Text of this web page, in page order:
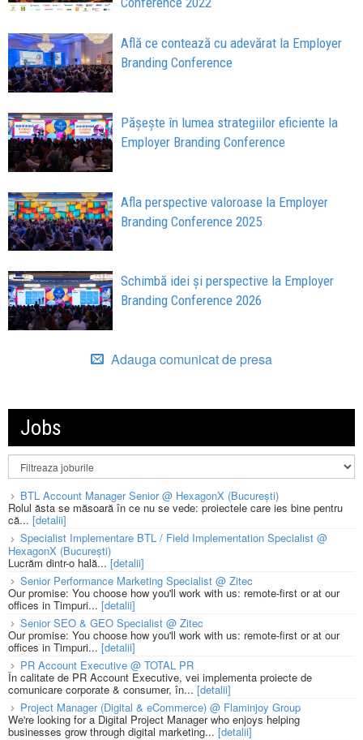
Află ce contează cu adevărat la Employer
Branding Conference
Pășește în lumea strategiilor eficiente la
Employer Branding Conference
Afla perspective valoroase la Employer
Branding Conference 2025
Schimbă idei și perspective la Employer
Branding Conference 2026
Adauga comunicat de presa
Jobs
BTL Account Manager Senior @ HexagonX (București)
Rolul ăsta se măsoară în ce nu se vede: proiectele care ies bine pentru
că... [detalii]
Specialist Implementare BTL / Field Implementation Specialist @
HexagonX (București)
Lucrăm dintr-o hală...[detalii]
Senior Performance Marketing Specialist @ Zitec
Our promise: You choose how you'll work with us: remote-first or at our
offices in Timpuri... [detalii]
Senior SEO & GEO Specialist @ Zitec
Our promise: You choose how you'll work with us: remote-first or at our
offices in Timpuri... [detalii]
PR Account Executive @ TOTAL PR
În calitate de PR Account Executive, vei implementa proiecte de
comunicare corporate & consumer, în... [detalii]
Project Manager (Digital & eCommerce) @ Flaminjoy Group
We're looking for a Digital Project Manager who enjoys helping
businesses grow through digital marketing... [detalii]